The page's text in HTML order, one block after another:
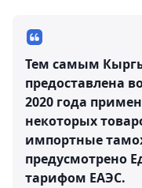
Тем самым
предоставлена
2020 года
некоторых
импортные
предусмотрено
тарифом ЕАЭС.